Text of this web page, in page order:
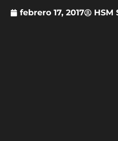
febrero 17, 2017 HSM